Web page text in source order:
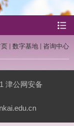
数字基地 咨询中心
津公网安备